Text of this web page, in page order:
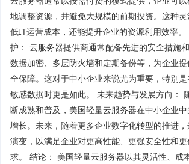
地调整资源，并避免大规模的前期投资。这种
低IT运营成本，还能提升企业的资源利用效率
护： 云服务器提供商通常配备先进的安全措施
数据加密、多层防火墙和定期备份等，为企业
全保障。这对于中小企业来说尤为重要，特别
敏感数据时更是如此。 未来趋势与发展方向：
断成熟和普及，美国轻量云服务器在中小企业
增长。未来，随着更多企业数字化转型的推进
演变，以满足企业对更高性能、更强安全性和
求。 结论： 美国轻量云服务器以其灵活性、成